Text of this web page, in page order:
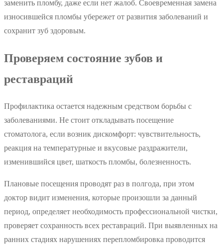
заменить пломбу, даже если нет жалоб. Своевременная замена
износившейся пломбы убережет от развития заболеваний и
сохранит зуб здоровым.
Проверяем состояние зубов и
реставраций
Профилактика остается надежным средством борьбы с
заболеваниями. Не стоит откладывать посещение
стоматолога, если возник дискомфорт: чувствительность,
реакция на температурные и вкусовые раздражители,
изменившийся цвет, шаткость пломбы, болезненность.
Плановые посещения проводят раз в полгода, при этом
доктор видит изменения, которые произошли за данный
период, определяет необходимость профессиональной чистки,
проверяет сохранность всех реставраций. При выявленных на
ранних стадиях нарушениях перепломбировка проводится